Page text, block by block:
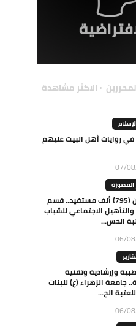
الاكثر مشاهدة
في روايات أهل البيت عليهم
07/
المصورة
بأكثر من (795) ألف مستفيد.. قسم
والتأهيل الاجتماعي للشباب
الحس...
06/
وإرشادية وتقنية
جامعة الزهراء (ع) للبنات
الح...
06/